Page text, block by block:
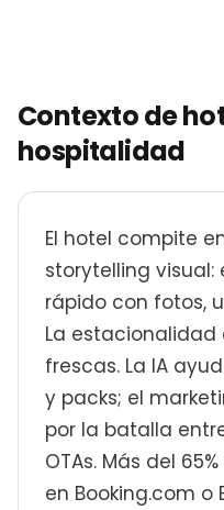
Contexto de
hospitalidad
El hotel compite
storytelling
rápido con fotos,
La
frescas. La IA
y packs; el
por la batalla
OTAs. Más del
en Booking.com o